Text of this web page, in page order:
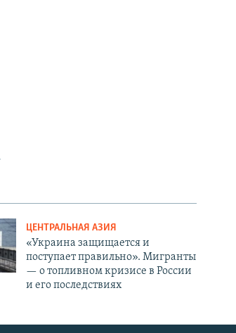
ЦЕНТРАЛЬНАЯ АЗИЯ
«Украина защищается и
поступает правильно». Мигранты
— о топливном кризисе в России
и его последствиях